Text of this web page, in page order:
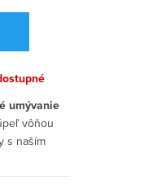
umývanie
vôňou
s naším